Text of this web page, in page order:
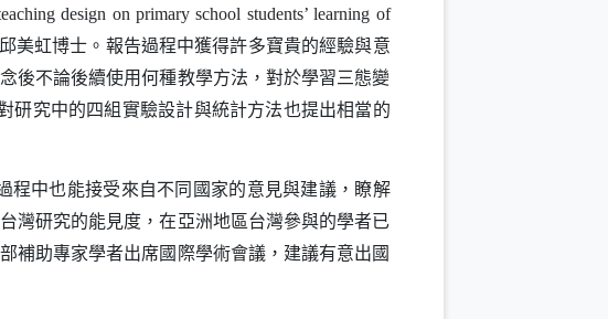
design on primary school students’ learning of
美虹博士。報告過程中獲得許多寶貴的經驗與意
後不論後續使用何種教學方法，對於學習三態變
研究中的四組實驗設計與統計方法也提出相當的
中也能接受來自不同國家的意見與建議，瞭解
灣研究的能見度，在亞洲地區台灣參與的學者已
補助專家學者出席國際學術會議，建議有意出國